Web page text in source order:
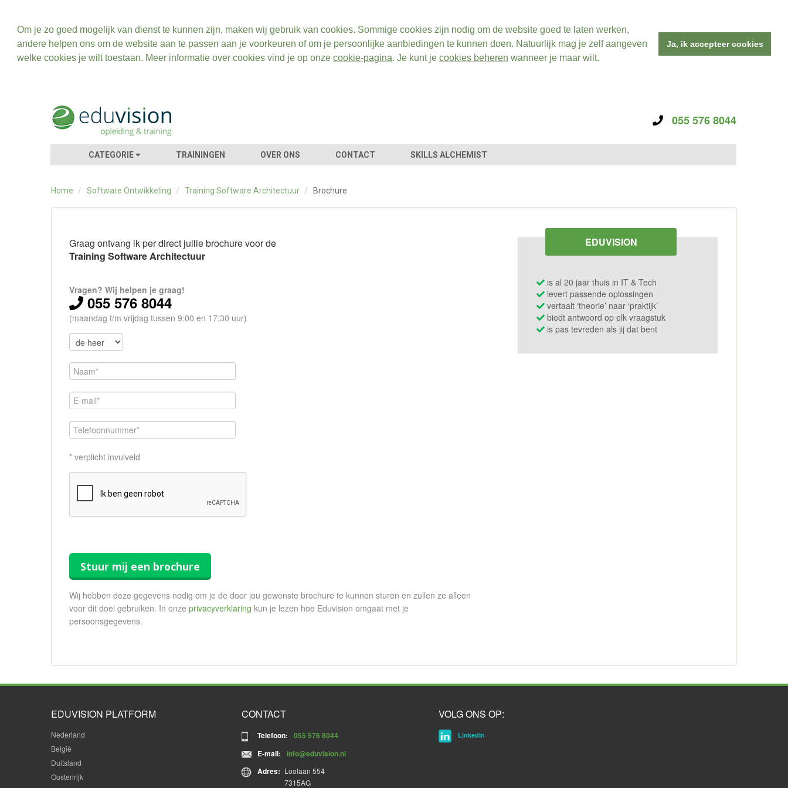
Om je zo goed mogelijk van dienst te kunnen zijn, maken wij gebruik van cookies. Sommige cookies zijn nodig om de website goed te laten werken,
andere helpen ons om de website aan te passen aan je voorkeuren of om je persoonlijke aanbiedingen te kunnen doen. Natuurlijk mag je zelf aangeven
welke cookies je wilt toestaan. Meer informatie over cookies vind je op onze cookie-pagina. Je kunt je cookies beheren wanneer je maar wilt.
Ja, ik accepteer cookies
055 576 8044
CATEGORIE TRAININGEN OVER ONS CONTACT SKILLS ALCHEMIST
Home / Software Ontwikkeling / Training Software Architectuur / Brochure
Graag ontvang ik per direct jullie brochure voor de
Training Software Architectuur
Vragen? Wij helpen je graag!
055 576 8044
(maandag t/m vrijdag tussen 9:00 en 17:30 uur)
* verplicht invulveld
Stuur mij een brochure
Wij hebben deze gegevens nodig om je de door jou gewenste brochure te kunnen sturen en zullen ze alleen
voor dit doel gebruiken. In onze privacyverklaring kun je lezen hoe Eduvision omgaat met je
persoonsgegevens.
EDUVISION
is al 20 jaar thuis in IT & Tech
levert passende oplossingen
vertaalt ‘theorie’ naar ‘praktijk’
biedt antwoord op elk vraagstuk
is pas tevreden als jij dat bent
EDUVISION PLATFORM
Nederland
België
Duitsland
Oostenrijk
CONTACT
Telefoon:
055 576 8044
E-mail:
info@eduvision.nl
Adres: Loolaan 554
7315AG
VOLG ONS OP:
Linkedin